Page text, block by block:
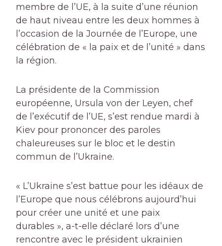
membre de l’UE, à la suite d’une réunion
de haut niveau entre les deux hommes à
l’occasion de la Journée de l’Europe, une
célébration de « la paix et de l’unité » dans
la région.
La présidente de la Commission
européenne, Ursula von der Leyen, chef
de l’exécutif de l’UE, s’est rendue mardi à
Kiev pour prononcer des paroles
chaleureuses sur le bloc et le destin
commun de l’Ukraine.
« L’Ukraine s’est battue pour les idéaux de
l’Europe que nous célébrons aujourd’hui
pour créer une unité et une paix
durables », a-t-elle déclaré lors d’une
rencontre avec le président ukrainien